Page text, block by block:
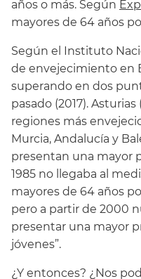
años o más. Según
mayores de 64 años
Según el Instituto
de envejecimiento en
superando en dos
pasado (2017). Asturias
regiones más
Murcia, Andalucía y
presentan una mayor
1985 no llegaba al
mayores de 64 años
pero a partir de 2000
presentar una mayor
jóvenes”.
¿Y entonces? ¿Nos